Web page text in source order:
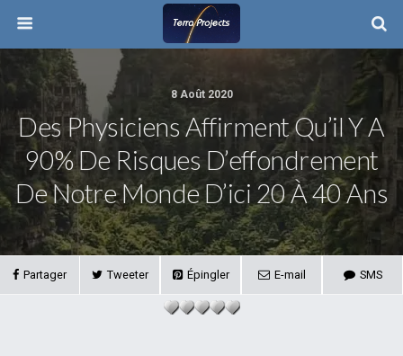
8 Août 2020
Des Physiciens Affirment Qu’il Y A
90% De Risques D’effondrement
De Notre Monde D’ici 20 À 40 Ans
Partager Tweeter Épingler E-mail SMS